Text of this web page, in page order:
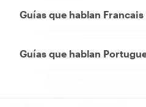
Guías que hablan
Guías que hablan